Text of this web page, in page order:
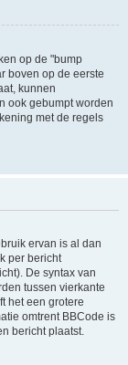
op de "bump
boven op de eerste
kunnen
ook gebumpt worden
met de regels
ervan is al dan
per bericht
De syntax van
tussen vierkante
het een grotere
omtrent BBCode is
bericht plaatst.